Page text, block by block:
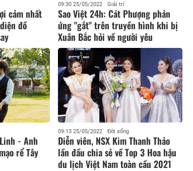
cảm nhất
đồ
09:30 25/05/2022 Giải trí
Sao Việt 24h: Cát Phượng phản
ứng "gắt" trên truyền hình khi bị
Xuân Bắc hỏi về người yêu
- Anh
rể Tây
09:13 25/05/2022 Đời sống
Diễn viên, NSX Kim Thanh Thảo
lần đầu chia sẻ về Top 3 Hoa hậu
du lịch Việt Nam toàn cầu 2021